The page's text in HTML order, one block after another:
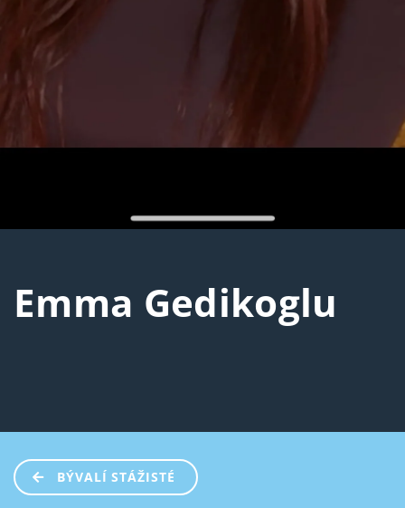
Emma Gedikoglu
BÝVALÍ STÁŽISTÉ